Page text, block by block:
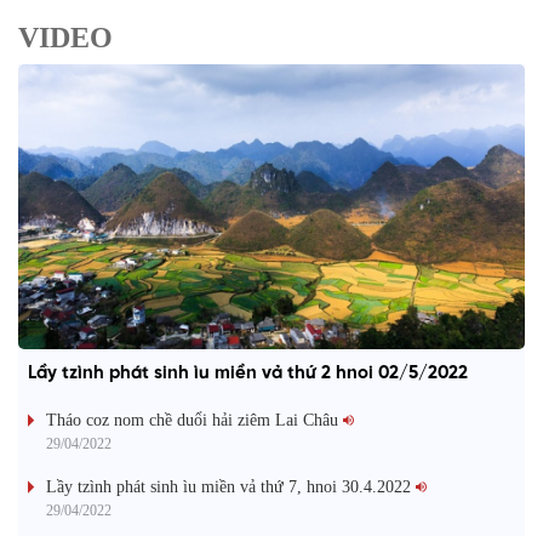
VIDEO
Lầy tzình phát sinh ìu miền vả thứ 2 hnoi 02/5/2022
Tháo coz nom chề duổi hải ziêm Lai Châu
29/04/2022
Lầy tzình phát sinh ìu miền vả thứ 7, hnoi 30.4.2022
29/04/2022